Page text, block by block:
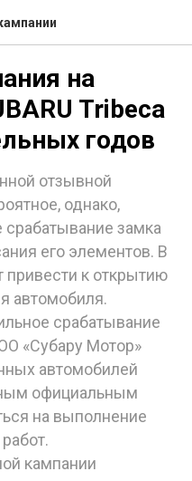
на
Tribeca
годов
отзывной
однако,
замка
его элементов. В
к открытию
автомобиля.
срабатывание
«Субару Мотор»
автомобилей
официальным
на выполнение
кампании